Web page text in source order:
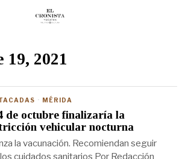
19, 2021
· MÉRIDA
de octubre finalizaría la
vehicular nocturna
la vacunación. Recomiendan seguir
cuidados sanitarios Por Redacción